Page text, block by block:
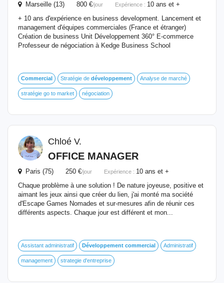
Marseille (13) 800 €/jour Expérience : 10 ans et +
+ 10 ans d'expérience en business development. Lancement et
management d'équipes commerciales (France et étranger)
Création de business Unit Développement 360° E-commerce
Professeur de négociation à Kedge Business School
Commercial Stratégie de développement Analyse de marché
stratégie go to market négociation
Chloé V.
OFFICE MANAGER
Paris (75) 250 €/jour Expérience : 10 ans et +
Chaque problème à une solution ! De nature joyeuse, positive et
aimant les jeux ainsi que créer du lien, j'ai monté ma société
d'Escape Games Nomades et sur-mesures afin de réunir ces
différents aspects. Chaque jour est différent et mon...
Assistant administratif Développement commercial Administratif
management strategie d'entreprise